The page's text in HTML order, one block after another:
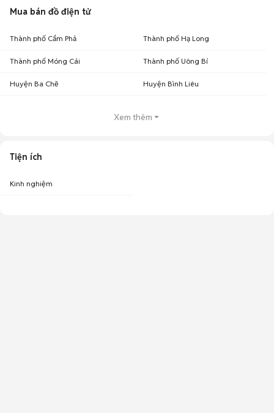
Mua bán đồ điện tử
Thành phố Cẩm Phả Thành phố Hạ Long
Thành phố Móng Cái Thành phố Uông Bí
Huyện Ba Chẽ Huyện Bình Liêu
Xem thêm
Tiện ích
Kinh nghiệm